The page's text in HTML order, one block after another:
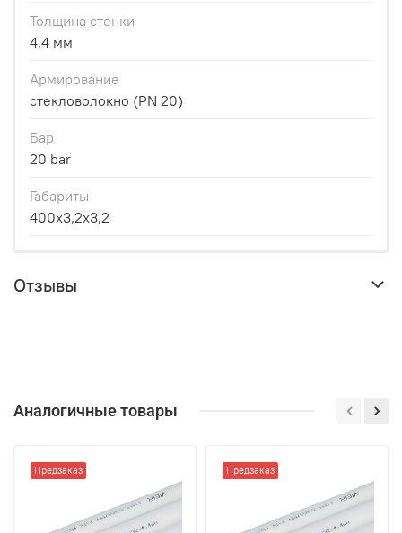
Толщина стенки
4,4 мм
Армирование
стекловолокно (PN 20)
Бар
20 bar
Габариты
400x3,2x3,2
Отзывы
Аналогичные товары
Предзаказ Предзаказ